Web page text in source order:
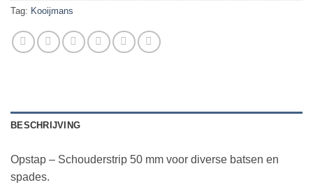
Tag: Kooijmans
BESCHRIJVING
Opstap – Schouderstrip 50 mm voor diverse batsen en
spades.